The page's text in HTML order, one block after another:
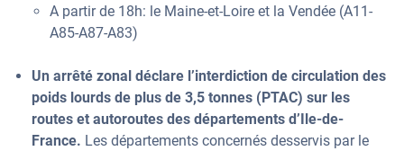
A partir de 18h: le Maine-et-Loire et la Vendée (A11-
A85-A87-A83)
Un arrêté zonal déclare l’interdiction de circulation des
poids lourds de plus de 3,5 tonnes (PTAC) sur les
routes et autoroutes des départements d’Ile-de-
France. Les départements concernés desservis par le